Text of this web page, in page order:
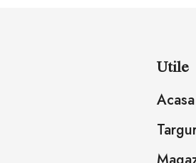
Utile
Acasa